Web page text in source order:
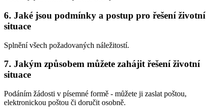
6. Jaké jsou podmínky a postup pro řešení životní
situace
Splnění všech požadovaných náležitostí.
7. Jakým způsobem můžete zahájit řešení životní
situace
Podáním žádosti v písemné formě - můžete ji zaslat poštou,
elektronickou poštou či doručit osobně.